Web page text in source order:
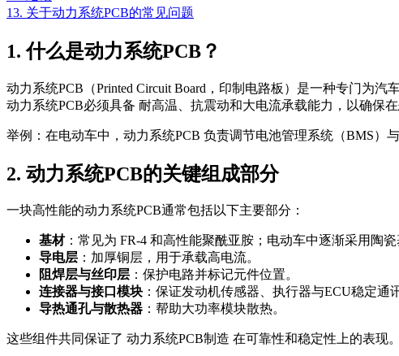
13. 关于动力系统PCB的常见问题
1. 什么是动力系统PCB？
动力系统PCB（Printed Circuit Board，印制电路板）是一种专门为
动力系统PCB必须具备 耐高温、抗震动和大电流承载能力，以确保
举例：在电动车中，动力系统PCB 负责调节电池管理系统（BMS）
2. 动力系统PCB的关键组成部分
一块高性能的动力系统PCB通常包括以下主要部分：
基材：常见为 FR-4 和高性能聚酰亚胺；电动车中逐渐采用陶瓷
导电层 ：加厚铜层，用于承载高电流。
阻焊层与丝印层 ：保护电路并标记元件位置。
连接器与接口模块 ：保证发动机传感器、执行器与ECU稳定通
导热通孔与散热器 ：帮助大功率模块散热。
这些组件共同保证了 动力系统PCB制造 在可靠性和稳定性上的表现。